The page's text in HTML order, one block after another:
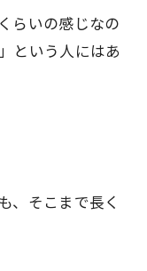
くらいの感じなの
という人にはあ
、そこまで長く